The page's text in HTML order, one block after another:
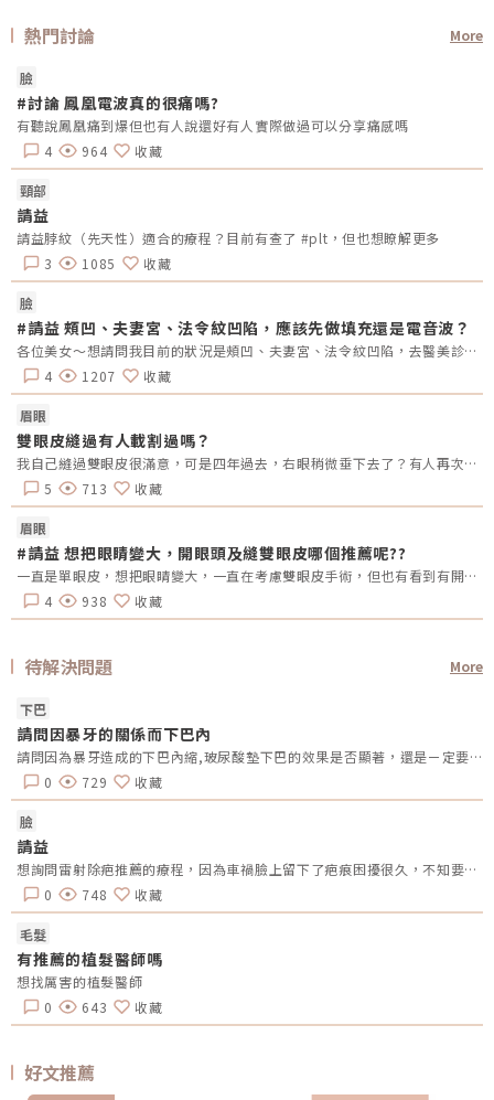
熱門討論 More
臉
#討論 鳳凰電波真的很痛嗎?
有聽說鳳凰痛到爆但也有人說還好有人實際做過可以分享痛感嗎
4
964 收藏
頸部
請益
請益脖紋（先天性）適合的療程？目前有查了 #plt，但也想瞭解更多
3
1085 收藏
臉
#請益 頰凹、夫妻宮、法令紋凹陷，應該先做填充還是電音波？
各位美女～想請問我目前的狀況是頰凹、夫妻宮、法令紋凹陷，去醫美診所諮詢，他是建議我電音波也要做，但療程下來要20萬左右，目前最困擾的是法令紋&gt;頰凹&gt;夫妻宮是先填充完再打電波嗎？還是先打電波再填充呢～～Â
4
1207 收藏
眉眼
雙眼皮縫過有人載割過嗎？
我自己縫過雙眼皮很滿意，可是四年過去，右眼稍微垂下去了？有人再次縫？或者換成割的？又或者聽說可以去掉一些眼皮脂肪的經驗嗎？
5
713 收藏
眉眼
#請益 想把眼睛變大，開眼頭及縫雙眼皮哪個推薦呢??
一直是單眼皮，想把眼睛變大，一直在考慮雙眼皮手術，但也有看到有開眼頭的手術，哪總推薦呢?還是兩個都做??需要注意甚麼嗎??
4
938 收藏
待解決問題 More
下巴
請問因暴牙的關係而下巴內
請問因為暴牙造成的下巴內縮,玻尿酸墊下巴的效果是否顯著，還是ㄧ定要置入性的墊下巴？
0
729 收藏
臉
請益
想詢問雷射除疤推薦的療程，因為車禍臉上留下了疤痕困擾很久，不知要做做什麼樣的醫美療程比較合適
0
748 收藏
毛髮
有推薦的植髮醫師嗎
想找厲害的植髮醫師
0
643 收藏
好文推薦